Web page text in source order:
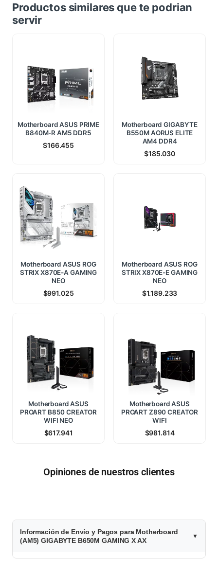
Productos similares que te podrian
servir
Motherboard ASUS PRIME
B840M-R AM5 DDR5
$166.455
Motherboard GIGABYTE
B550M AORUS ELITE
AM4 DDR4
$185.030
Motherboard ASUS ROG
STRIX X870E-A GAMING
NEO
$991.025
Motherboard ASUS ROG
STRIX X870E-E GAMING
NEO
$1.189.233
Motherboard ASUS
PROART B850 CREATOR
WIFI NEO
$617.941
Motherboard ASUS
PROART Z890 CREATOR
WIFI
$981.814
Opiniones de nuestros clientes
$
3
7
Información de Envío y Pagos para Motherboard
(AM5) GIGABYTE B650M GAMING X AX